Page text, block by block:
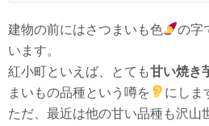
建物の前にはさつまいも色 の字
います。
紅小町といえば、とても甘い焼き
まいもの品種という噂を
にしま
ただ、最近は他の甘い品種も沢山